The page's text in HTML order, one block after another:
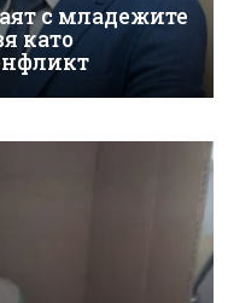
с младежите
като